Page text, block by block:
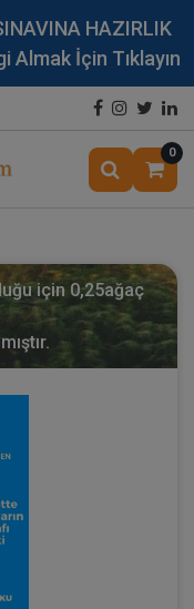
HAZIRLIK
Almak İçin Tıklayın
0
için 0,25ağaç